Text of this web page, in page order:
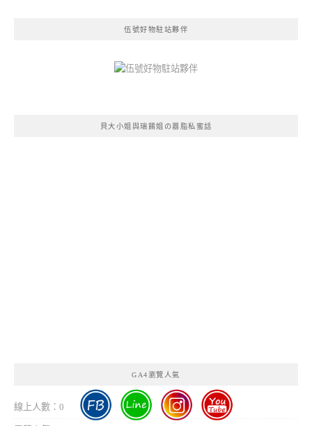
伍號好物駐站夥伴
貝大小姐與瑞餚姐の囂脂私蜜話
GA4瀏覽人氣
線上人數：0